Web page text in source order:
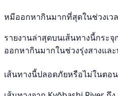
หมีออกหากินมากที่สุดในช่วงเว
รายงานล่าสุดบนเส้นทางนี้กระ
ออกหากินมากในช่วงรุ่งสางแล
เส้นทางนี้ปลอดภัยหรือไม่ในตอ